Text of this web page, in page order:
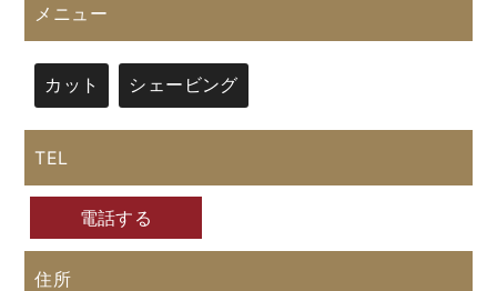
メニュー
カット シェービング
TEL
電話する
住所